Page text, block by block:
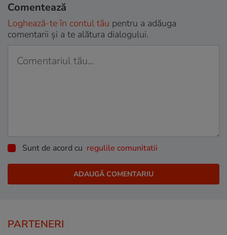
Comentează
Loghează-te în contul tău pentru a adăuga
comentarii și a te alătura dialogului.
Sunt de acord cu regulile comunitatii
PARTENERI